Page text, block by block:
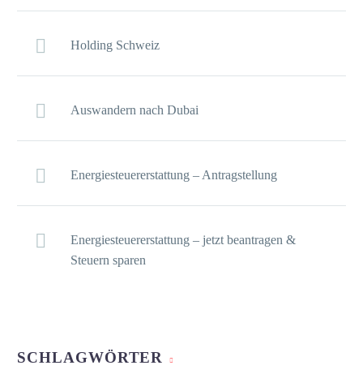
Holding Schweiz
Auswandern nach Dubai
Energiesteuererstattung – Antragstellung
Energiesteuererstattung – jetzt beantragen &
Steuern sparen
SCHLAGWÖRTER